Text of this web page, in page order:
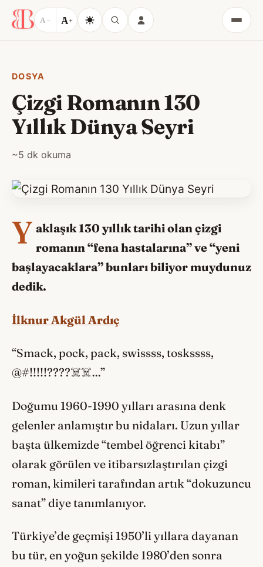
A − A+
Menü
DOSYA
Çizgi Romanın 130
Yıllık Dünya Seyri
~5 dk okuma
Y aklaşık 130 yıllık tarihi olan çizgi
romanın “fena hastalarına” ve “yeni
başlayacaklara” bunları biliyor muydunuz
dedik.
İlknur Akgül Ardıç
“Smack, pock, pack, swissss, toskssss,
@#!!!!!????☠️☠️…”
Doğumu 1960-1990 yılları arasına denk
gelenler anlamıştır bu nidaları. Uzun yıllar
başta ülkemizde “tembel öğrenci kitabı”
olarak görülen ve itibarsızlaştırılan çizgi
roman, kimileri tarafından artık “dokuzuncu
sanat” diye tanımlanıyor.
Türkiye’de geçmişi 1950’li yıllara dayanan
bu tür, en yoğun şekilde 1980’den sonra